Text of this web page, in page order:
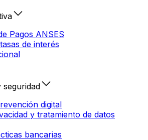
Pagos ANSES
de interés
digital
y tratamiento de datos
bancarias